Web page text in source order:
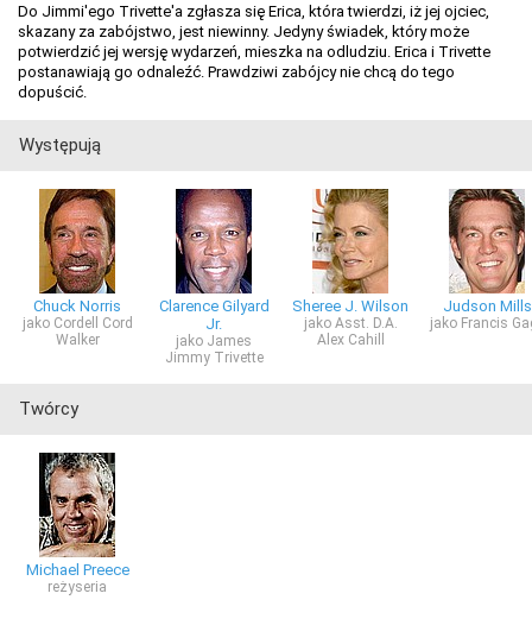
Do Jimmi'ego Trivette'a zgłasza się Erica, która twierdzi, iż jej ojciec,
skazany za zabójstwo, jest niewinny. Jedyny świadek, który może
potwierdzić jej wersję wydarzeń, mieszka na odludziu. Erica i Trivette
postanawiają go odnaleźć. Prawdziwi zabójcy nie chcą do tego
dopuścić.
Występują
Chuck Norris
jako Cordell Cord
Walker
Clarence Gilyard
Jr.
jako James
Jimmy Trivette
Sheree J. Wilson
jako Asst. D.A.
Alex Cahill
Judson Mills
jako Francis
Twórcy
Michael Preece
reżyseria